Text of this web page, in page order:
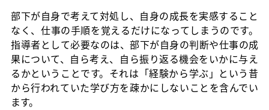
部下が自身で考えて対処し、自身の成長を実感すること
なく、仕事の手順を覚えるだけになってしまうのです。
指導者として必要なのは、部下が自身の判断や仕事の成
果について、自ら考え、自ら振り返る機会をいかに与え
るかということです。それは「経験から学ぶ」という昔
から行われていた学び方を疎かにしないことを含んでい
ます。